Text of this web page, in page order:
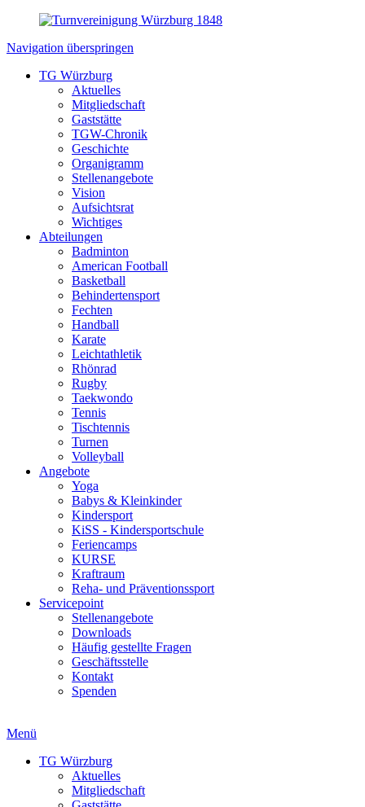
Navigation überspringen
TG Würzburg
Aktuelles
Mitgliedschaft
Gaststätte
TGW-Chronik
Geschichte
Organigramm
Stellenangebote
Vision
Aufsichtsrat
Wichtiges
Abteilungen
Badminton
American Football
Basketball
Behindertensport
Fechten
Handball
Karate
Leichtathletik
Rhönrad
Rugby
Taekwondo
Tennis
Tischtennis
Turnen
Volleyball
Angebote
Yoga
Babys & Kleinkinder
Kindersport
KiSS - Kindersportschule
Feriencamps
KURSE
Kraftraum
Reha- und Präventionssport
Servicepoint
Stellenangebote
Downloads
Häufig gestellte Fragen
Geschäftsstelle
Kontakt
Spenden
Menü
TG Würzburg
Aktuelles
Mitgliedschaft